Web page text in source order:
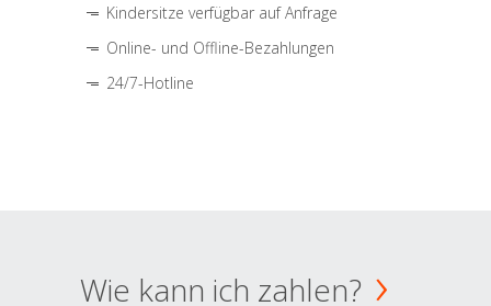
Kindersitze verfügbar auf Anfrage
Online- und Offline-Bezahlungen
24/7-Hotline
Wie kann ich zahlen?